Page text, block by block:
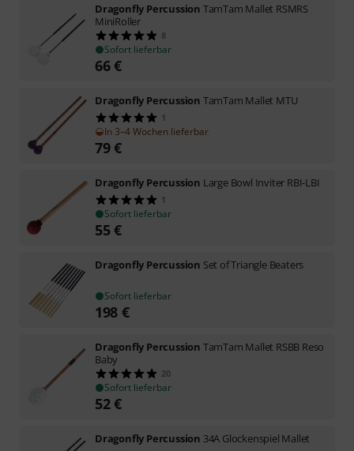
Dragonfly Percussion TamTam Mallet RSMRS
MiniRoller
8
Sofort lieferbar
66€
Dragonfly Percussion TamTam Mallet MTU
1
In 3–4 Wochen lieferbar
79€
Dragonfly Percussion Large Bowl Inviter RBI-LBI
1
Sofort lieferbar
55€
Dragonfly Percussion Set of Triangle Beaters
Sofort lieferbar
198 €
Dragonfly Percussion TamTam Mallet RSBB Reso
Baby
20
Sofort lieferbar
52€
Dragonfly Percussion 34A Glockenspiel Mallet